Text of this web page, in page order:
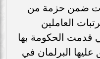
ضمن حزمة من
العاملين
قدمت الحكومة بها
البرلمان في